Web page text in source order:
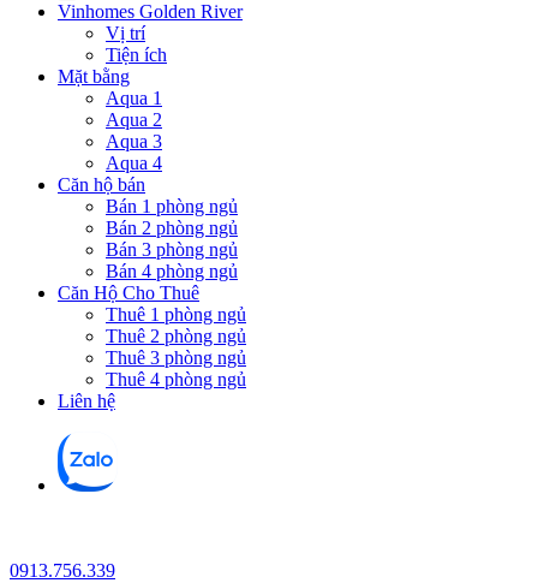
Vinhomes Golden River
Vị trí
Tiện ích
Mặt bằng
Aqua 1
Aqua 2
Aqua 3
Aqua 4
Căn hộ bán
Bán 1 phòng ngủ
Bán 2 phòng ngủ
Bán 3 phòng ngủ
Bán 4 phòng ngủ
Căn Hộ Cho Thuê
Thuê 1 phòng ngủ
Thuê 2 phòng ngủ
Thuê 3 phòng ngủ
Thuê 4 phòng ngủ
Liên hệ
0913.756.339